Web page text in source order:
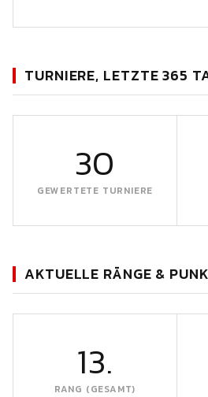
TURNIERE, LETZTE 365
30
GEWERTETE TURNIERE
AKTUELLE RÄNGE &
13.
RANG (GESAMT)